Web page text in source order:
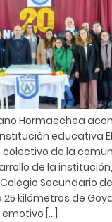
Hormaechea
educativa
colectivo de la
de la
Secundario
kilómetros de
[…]